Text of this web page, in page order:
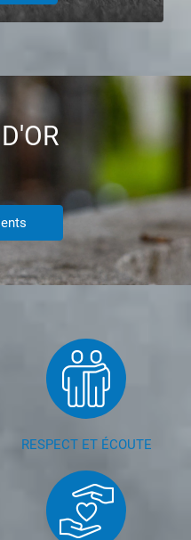
RESPECT ET ÉCOUTE